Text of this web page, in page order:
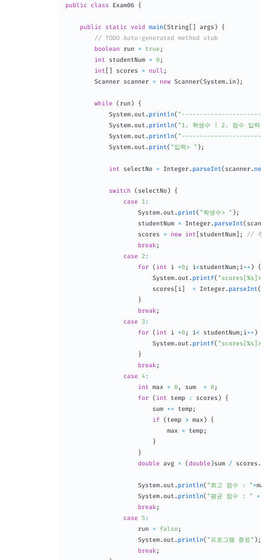
public class Exam06 {
public static void main(String[] args )
{
// TODO Auto-generated method stub
boolean run = true;
int studentNum = 0;
int [] scores = null ;
Scanner scanner = new Scanner(System. in) ;
while ( run)
{
System.out . println(
System.out . println( "1. 학생수 | 2. 점수 입력
System.out . println(
System.out . print( "입력> " ) ;
int selectNo = Integer. parseInt( scanner.
switch ( selectNo)
{
case 1:
System.out . print( "학생수> " ) ;
					studentNum
= Integer. parseInt(
					scores
= new int [studentNum] ;
// 추
break;
case 2 :
for ( int i =0; i<studentNum; i++ )
{
System.out . printf( "scores[%s]> "
						scores
[i] = Integer. parseInt(
}
break;
case 3 :
for ( int i =0; i< studentNum; i++ )
System.out . printf( "scores[%s]>
}
break;
case 4:
int max = 0, sum = 0;
for ( int temp : scores )
{
						sum
+= temp;
if ( temp > max)
{
							max
= temp;
}
}
double avg = (double)sum / scores .
System.out . println( "최고 점수 : "+max
System.out . println( "평균 점수 : " +
break;
case 5:
					run
= false;
System.out . println( "프로그램 종료" ) ;
break;